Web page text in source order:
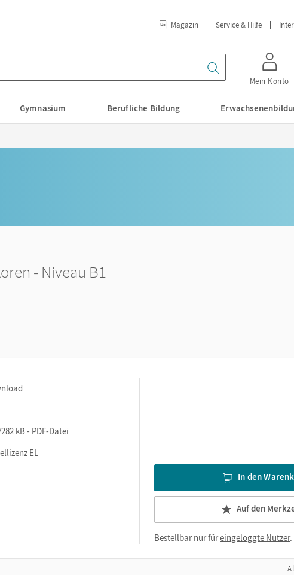
Magazin Service & Hilfe
Mein Konto
Gymnasium Berufliche Bildung
- Niveau B1
282 kB - PDF-Datei
EL
In den
Auf den
Bestellbar nur füreingeloggte Nutzer.